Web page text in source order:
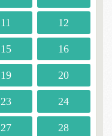
11 12
15 16
19 20
23 24
27 28